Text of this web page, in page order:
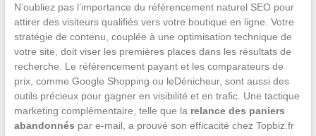
N’oubliez pas l’importance du référencement naturel SEO pour
attirer des visiteurs qualifiés vers votre boutique en ligne. Votre
stratégie de contenu, couplée à une optimisation technique de
votre site, doit viser les premières places dans les résultats de
recherche. Le référencement payant et les comparateurs de
prix, comme Google Shopping ou leDénicheur, sont aussi des
outils précieux pour gagner en visibilité et en trafic. Une tactique
marketing complémentaire, telle que la relance des paniers
abandonnés par e-mail, a prouvé son efficacité chez Topbiz.fr